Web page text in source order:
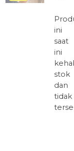
ini
saat
ini
stok
dan
tidak